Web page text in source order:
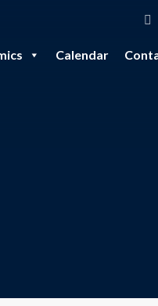
Calendar